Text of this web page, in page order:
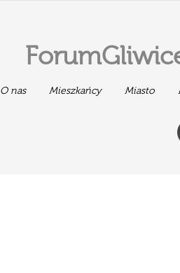
O nas Mieszkańcy Miasto